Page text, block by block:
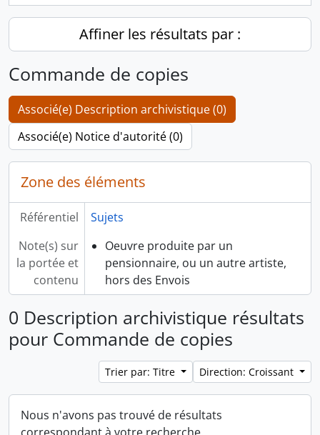
Affiner les résultats par :
Commande de copies
Associé(e) Description archivistique (0)
Associé(e) Notice d'autorité (0)
Zone des éléments
Référentiel
Sujets
Note(s) sur
la portée et
contenu
Oeuvre produite par un
pensionnaire, ou un autre artiste,
hors des Envois
0 Description archivistique résultats
pour Commande de copies
Trier par: Titre Direction: Croissant
Nous n'avons pas trouvé de résultats